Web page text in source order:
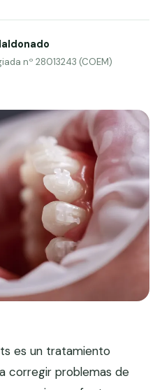
nº 28013243 (COEM)
es un tratamiento
corregir problemas de